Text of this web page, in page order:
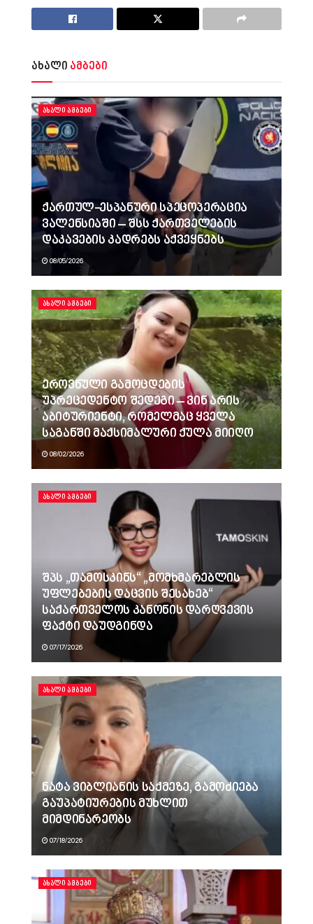
ახალი ამბები
ᲐᲮᲐᲚᲘ ᲐᲛᲑᲔᲑᲘ
ქართულ-ესპანური სპეცოპერაცია
ვალენსიაში – შსს ქართველების
დაკავების კადრებს აქვეყნებს
08/05/2026
ᲐᲮᲐᲚᲘ ᲐᲛᲑᲔᲑᲘ
ეროვნული გამოცდების
უპრეცედენტო შედეგი – ვინ არის
აბიტურიენტი, რომელმაც ყველა
საგანში მაქსიმალური ქულა მიიღო
08/02/2026
ᲐᲮᲐᲚᲘ ᲐᲛᲑᲔᲑᲘ
შპს „თამოსკინს“ „მომხმარებლის
უფლებების დაცვის შესახებ“
საქართველოს კანონის დარღვევის
ფაქტი დაუდგინდა
07/17/2026
ᲐᲮᲐᲚᲘ ᲐᲛᲑᲔᲑᲘ
ნატა ვიბლიანის საქმეზე, გამოძიება
გაუპატიურების მუხლით
მიმდინარეობს
07/18/2026
ᲐᲮᲐᲚᲘ ᲐᲛᲑᲔᲑᲘ